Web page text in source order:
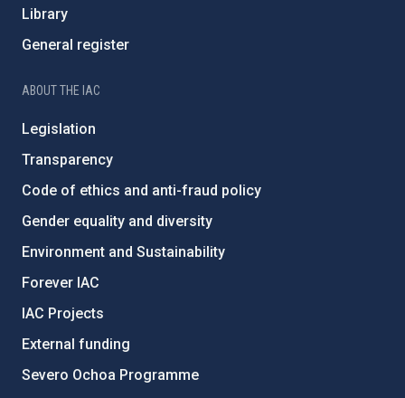
Library
General register
ABOUT THE IAC
Legislation
Transparency
Code of ethics and anti-fraud policy
Gender equality and diversity
Environment and Sustainability
Forever IAC
IAC Projects
External funding
Severo Ochoa Programme